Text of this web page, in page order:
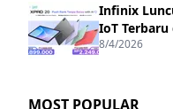
Infinix
IoT
8/4/2026
MOST POPULAR